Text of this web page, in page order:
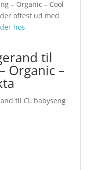
– Organic – Cool
oftest ud med
hos
til
Organic –
til Cl. babyseng